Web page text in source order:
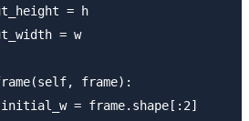
= h
= w
frame):
= frame.shape[:2]